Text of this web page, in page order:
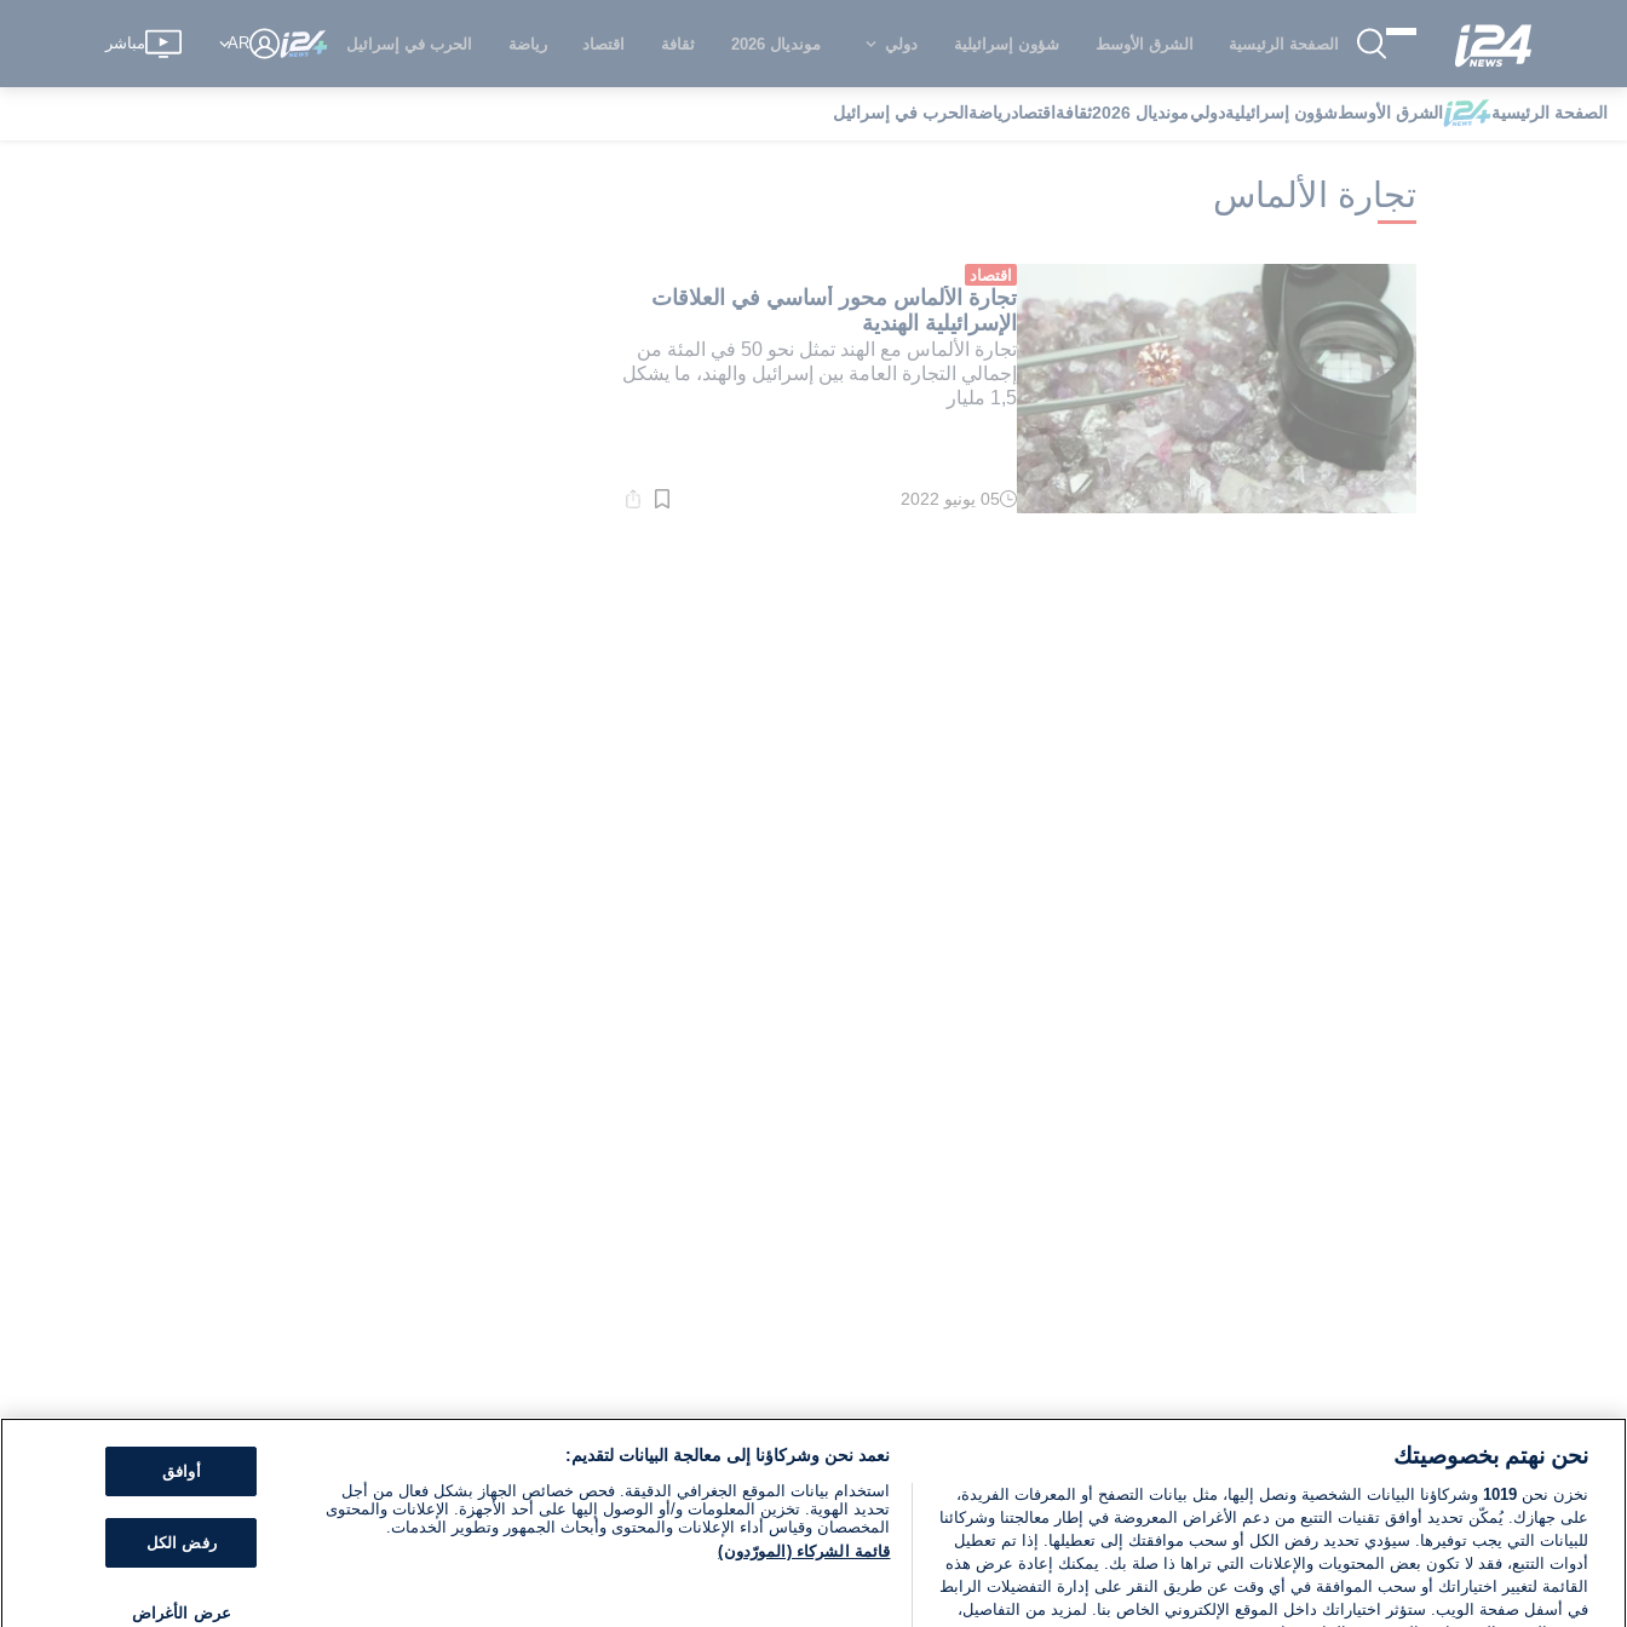
الصفحة الرئيسية الشرق الأوسط شؤون إسرائيلية دولي مونديال 2026 ثقافة اقتصاد رياضة الحرب في إسرائيل AR مباشر
الصفحة الرئيسية الشرق الأوسطشؤون إسرائيليةدوليمونديال 2026 ثقافة اقتصادرياضة الحرب في إسرائيل i24NEWS i24NEWS فهرس علامات تجارة الألماس
تجارة الألماس
اقتصاد
تجارة الألماس محور أساسي في العلاقات
الإسرائيلية الهندية
تجارة الألماس مع الهند تمثل نحو 50 في المئة من
إجمالي التجارة العامة بين إسرائيل والهند، ما يشكل
1,5 مليار
وقت
05 يونيو 2022
نحن نهتم بخصوصيتك
نخزن نحن 1019 وشركاؤنا البيانات الشخصية ونصل إليها، مثل بيانات التصفح أو المعرفات الفريدة،
على جهازك. يُمكّن تحديد أوافق تقنيات التتبع من دعم الأغراض المعروضة في إطار معالجتنا وشركائنا
للبيانات التي يجب توفيرها. سيؤدي تحديد رفض الكل أو سحب موافقتك إلى تعطيلها. إذا تم تعطيل
أدوات التتبع، فقد لا تكون بعض المحتويات والإعلانات التي تراها ذا صلة بك. يمكنك إعادة عرض هذه
القائمة لتغيير اختياراتك أو سحب الموافقة في أي وقت عن طريق النقر على إدارة التفضيلات الرابط
في أسفل صفحة الويب. ستؤثر اختياراتك داخل الموقع الإلكتروني الخاص بنا. لمزيد من التفاصيل،
نعمد نحن وشركاؤنا إلى معالجة البيانات لتقديم:
استخدام بيانات الموقع الجغرافي الدقيقة. فحص خصائص الجهاز بشكل فعال من أجل
تحديد الهوية. تخزين المعلومات و/أو الوصول إليها على أحد الأجهزة. الإعلانات والمحتوى
المخصصان وقياس أداء الإعلانات والمحتوى وأبحاث الجمهور وتطوير الخدمات.
قائمة الشركاء (المورّدون)
أوافق
رفض الكل
عرض الأغراض